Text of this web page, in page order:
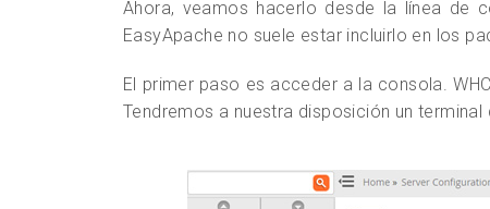
Ahora, veamos hacerlo desde la línea de
EasyApache no suele estar incluirlo en los
El primer paso es acceder a la consola.
Tendremos a nuestra disposición un terminal